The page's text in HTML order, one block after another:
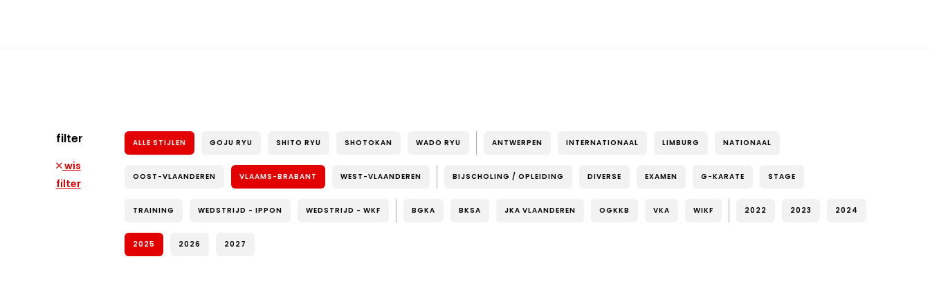
filter
wis
filter
ALLE STIJLEN GOJU RYU SHITO RYU SHOTOKAN WADO RYU ANTWERPEN INTERNATIONAAL LIMBURG NATIONAAL
OOST-VLAANDEREN VLAAMS-BRABANT WEST-VLAANDEREN BIJSCHOLING / OPLEIDING DIVERSE EXAMEN G-KARATE STAGE
TRAINING WEDSTRIJD - IPPON WEDSTRIJD - WKF BGKA BKSA JKA VLAANDEREN OGKKB VKA WIKF 2022 2023 2024
2025 2026 2027